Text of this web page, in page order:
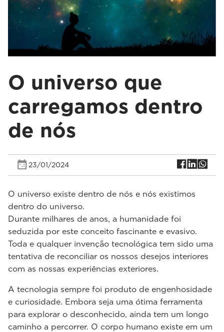
O universo que
carregamos dentro
de nós
23/01/2024
O universo existe dentro de nós e nós existimos
dentro do universo.
Durante milhares de anos, a humanidade foi
seduzida por este conceito fascinante e evasivo.
Toda e qualquer invenção tecnológica tem sido uma
tentativa de reconciliar os nossos desejos interiores
com as nossas experiências exteriores.
A tecnologia sempre foi produto de engenhosidade
e curiosidade. Embora seja uma ótima ferramenta
para explorar o desconhecido, ainda tem um longo
caminho a percorrer. O corpo humano existe em um